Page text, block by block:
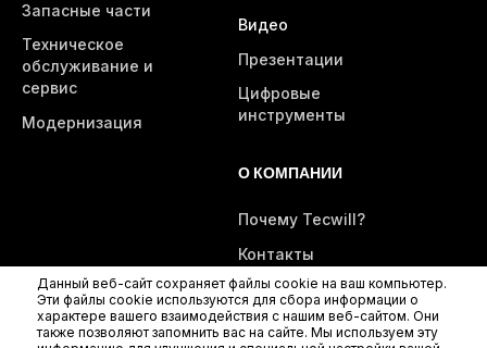
Данный веб-сайт сохраняет файлы cookie на ваш компьютер.
Эти файлы cookie используются для сбора информации о
характере вашего взаимодействия с нашим веб-сайтом. Они
также позволяют запомнить вас на сайте. Мы используем эту
Запасные части
Техническое
обслуживание и
сервис
Модернизация
Видео
Презентации
Цифровые
инструменты
О КОМПАНИИ
Почему Tecwill?
Контакты